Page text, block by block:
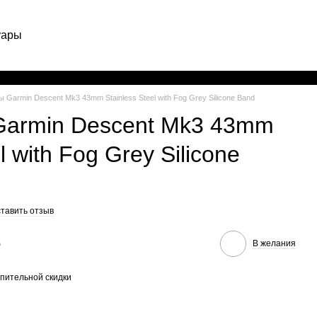
Garmin Descent Mk3 43mm Stainless Steel with Fog Grey Silicone Band
Descent Mk3 43mm
with Fog Grey Silicone
отзыв
В желания
скидки